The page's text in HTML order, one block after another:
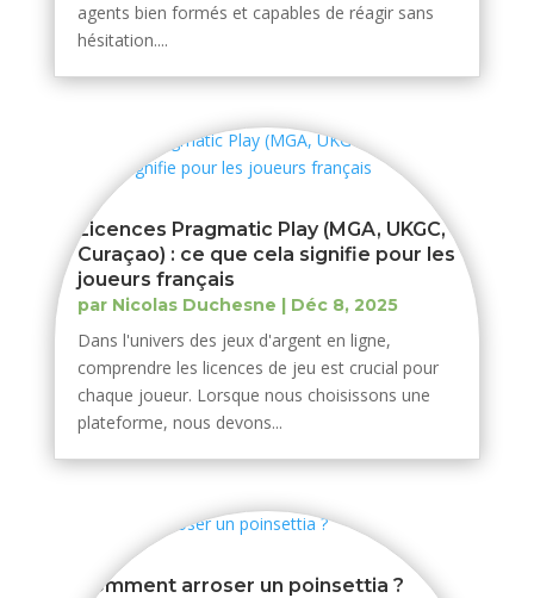
agents bien formés et capables de réagir sans
hésitation....
Licences Pragmatic Play (MGA, UKGC,
Curaçao) : ce que cela signifie pour les
joueurs français
par Nicolas Duchesne | Déc 8, 2025
Dans l'univers des jeux d'argent en ligne,
comprendre les licences de jeu est crucial pour
chaque joueur. Lorsque nous choisissons une
plateforme, nous devons...
Comment arroser un poinsettia ?